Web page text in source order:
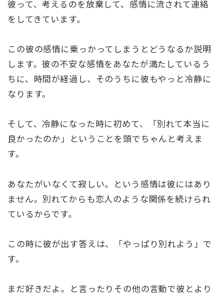
彼って、考えるのを放棄して、感情に流されて連絡
をしてきています。
この彼の感情に乗っかってしまうとどうなるか説明
します。彼の不安な感情をあなたが満たしているう
ちに、時間が経過し、そのうちに彼もやっと冷静に
なります。
そして、冷静になった時に初めて、「別れて本当に
良かったのか」ということを頭でちゃんと考えま
す。
あなたがいなくて寂しい。という感情は彼にはあり
ません。別れてからも恋人のような関係を続けられ
ているからです。
この時に彼が出す答えは、「やっぱり別れよう」で
す。
まだ好きだよ。と言ったりその他の言動で彼とより